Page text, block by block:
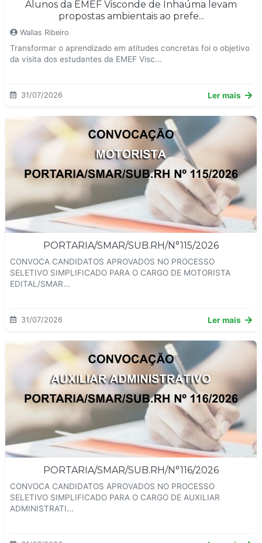
Alunos da EMEF Visconde de Inhaúma levam
propostas ambientais ao prefe...
Wallas Ribeiro
Transformar o aprendizado em atitudes concretas foi o objetivo
da visita dos estudantes da EMEF Visc...
31/07/2026 Ler mais
PORTARIA/SMAR/SUB.RH/N°115/2026
CONVOСА CANDIDATOS APROVADOS NO PROCESSO
SELETIVO SIMPLIFICADO PARA O CARGO DE MOTORISTA
EDITAL/SMAR...
31/07/2026 Ler mais
PORTARIA/SMAR/SUB.RH/N°116/2026
CONVOCA CANDIDATOS APROVADOS NO PROCESSO
SELETIVO SIMPLIFICADO PARA O CARGO DE AUXILIAR
ADMINISTRATI...